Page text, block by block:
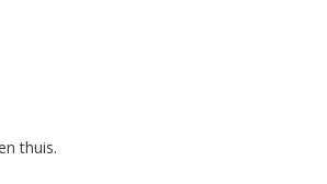
thuis.